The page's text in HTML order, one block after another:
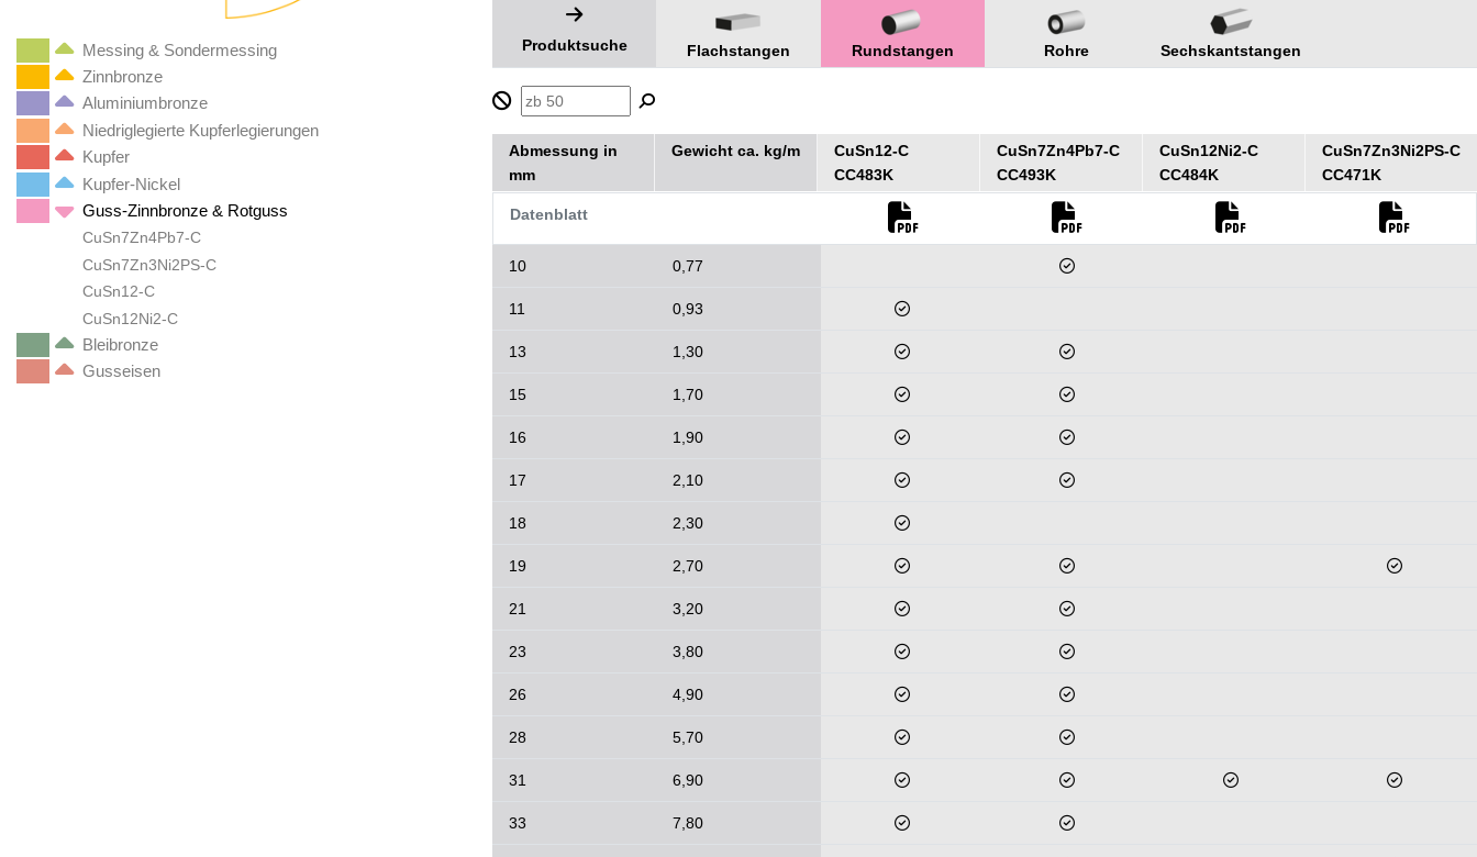
Produktsuche Flachstangen Rundstangen Rohre Sechskantstangen
Abmessung in
mm
Gewicht ca. kg/m
CuSn12-C
CC483K
CuSn7Zn4Pb7-C
CC493K
CuSn12Ni2-C
CC484K
CuSn7Zn3Ni2PS-C
CC471K
Datenblatt
10 0,77
11 0,93
13 1,30
15 1,70
16 1,90
17 2,10
18 2,30
19 2,70
21 3,20
23 3,80
26 4,90
28 5,70
31 6,90
33 7,80
Messing & Sondermessing
Zinnbronze
Aluminiumbronze
Niedriglegierte Kupferlegierungen
Kupfer
Kupfer-Nickel
Guss-Zinnbronze & Rotguss
CuSn7Zn4Pb7-C
CuSn7Zn3Ni2PS-C
CuSn12-C
CuSn12Ni2-C
Bleibronze
Gusseisen